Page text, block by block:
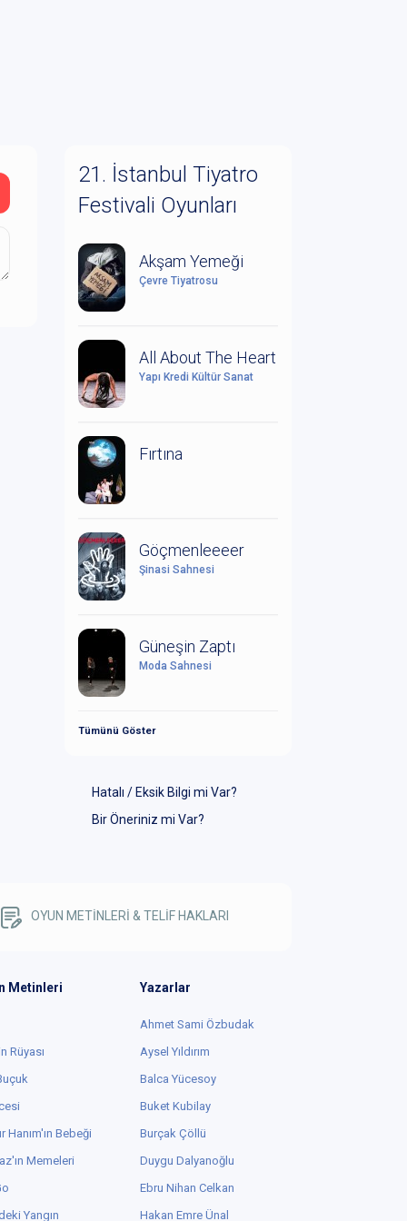
21. İstanbul Tiyatro
Festivali Oyunları
Akşam Yemeği
Çevre Tiyatrosu
All About The Heart
Yapı Kredi Kültür Sanat
Fırtına
Göçmenleeeer
Şinasi Sahnesi
Güneşin Zaptı
Moda Sahnesi
Tümünü Göster
Hatalı / Eksik Bilgi mi Var?
Bir Öneriniz mi Var?
OYUN METİNLERİ & TELİF HAKLARI
Metinleri
Rüyası
Hanım'ın Bebeği
Memeleri
Yangın
Yazarlar
Ahmet Sami Özbudak
Aysel Yıldırım
Balca Yücesoy
Buket Kubilay
Burçak Çöllü
Duygu Dalyanoğlu
Ebru Nihan Celkan
Hakan Emre Ünal